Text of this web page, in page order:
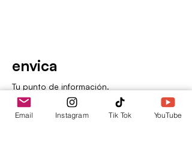
envica
Tu punto de información.
Email Instagram Tik Tok YouTube